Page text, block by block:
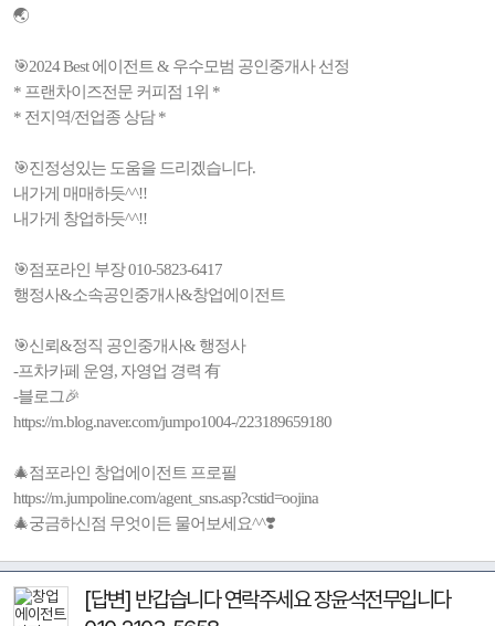
🌏
🎯2024 Best 에이전트 & 우수모범 공인중개사 선정
* 프랜차이즈전문 커피점 1위 *
* 전지역/전업종 상담 *
🎯진정성있는 도움을 드리겠습니다.
내가게 매매하듯^^!!
내가게 창업하듯^^!!
🎯점포라인 부장 010-5823-6417
행정사&소속공인중개사&창업에이전트
🎯신뢰&정직 공인중개사& 행정사
-프차카페 운영, 자영업 경력 有
-블로그🎉
https://m.blog.naver.com/jumpo1004-/223189659180
🎄점포라인 창업에이전트 프로필
https://m.jumpoline.com/agent_sns.asp?cstid=oojina
🎄궁금하신점 무엇이든 물어보세요^^❣️
[답변] 반갑습니다 연락주세요 장윤석전무입니다